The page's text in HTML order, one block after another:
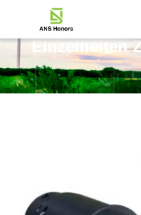
Einzelheiten